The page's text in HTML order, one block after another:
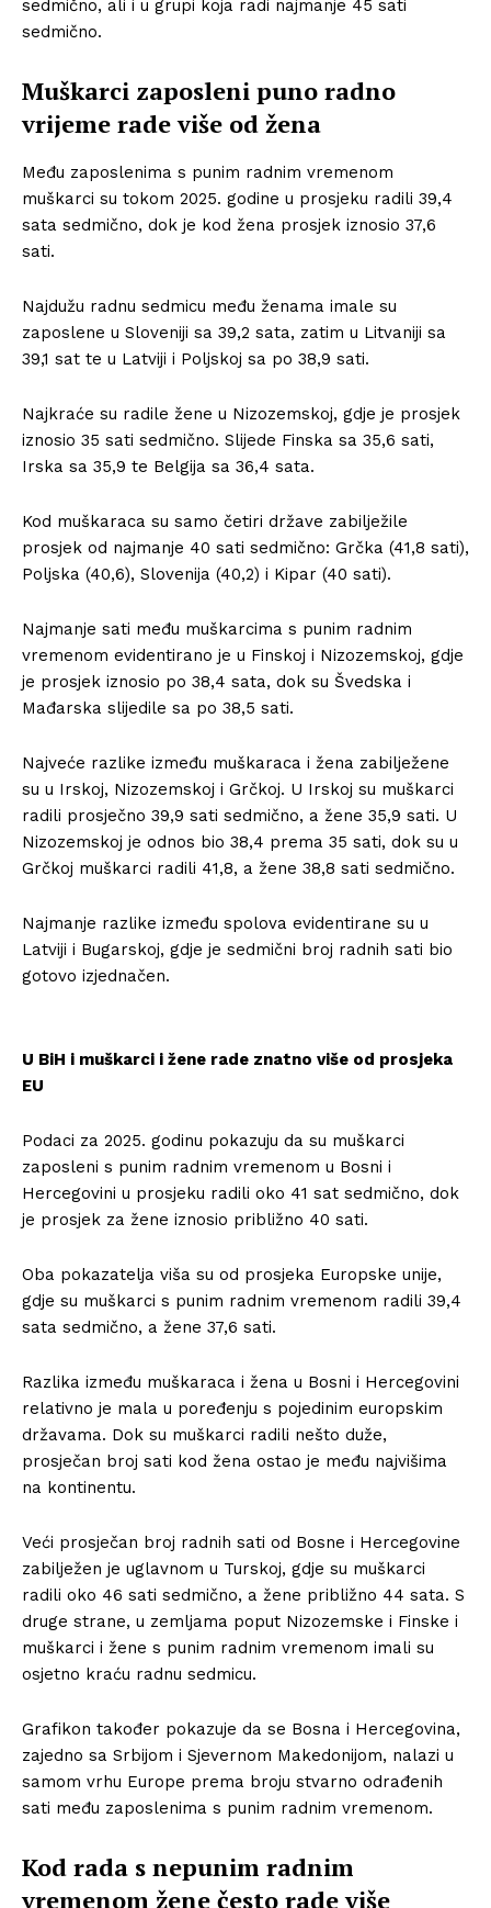
sedmično, ali i u grupi koja radi najmanje 45 sati
sedmično.
Muškarci zaposleni puno radno
vrijeme rade više od žena
Među zaposlenima s punim radnim vremenom
muškarci su tokom 2025. godine u prosjeku radili 39,4
sata sedmično, dok je kod žena prosjek iznosio 37,6
sati.
Najdužu radnu sedmicu među ženama imale su
zaposlene u Sloveniji sa 39,2 sata, zatim u Litvaniji sa
39,1 sat te u Latviji i Poljskoj sa po 38,9 sati.
Najkraće su radile žene u Nizozemskoj, gdje je prosjek
iznosio 35 sati sedmično. Slijede Finska sa 35,6 sati,
Irska sa 35,9 te Belgija sa 36,4 sata.
Kod muškaraca su samo četiri države zabilježile
prosjek od najmanje 40 sati sedmično: Grčka (41,8 sati),
Poljska (40,6), Slovenija (40,2) i Kipar (40 sati).
Najmanje sati među muškarcima s punim radnim
vremenom evidentirano je u Finskoj i Nizozemskoj, gdje
je prosjek iznosio po 38,4 sata, dok su Švedska i
Mađarska slijedile sa po 38,5 sati.
Najveće razlike između muškaraca i žena zabilježene
su u Irskoj, Nizozemskoj i Grčkoj. U Irskoj su muškarci
radili prosječno 39,9 sati sedmično, a žene 35,9 sati. U
Nizozemskoj je odnos bio 38,4 prema 35 sati, dok su u
Grčkoj muškarci radili 41,8, a žene 38,8 sati sedmično.
Najmanje razlike između spolova evidentirane su u
Latviji i Bugarskoj, gdje je sedmični broj radnih sati bio
gotovo izjednačen.
U BiH i muškarci i žene rade znatno više od prosjeka
EU
Podaci za 2025. godinu pokazuju da su muškarci
zaposleni s punim radnim vremenom u Bosni i
Hercegovini u prosjeku radili oko 41 sat sedmično, dok
je prosjek za žene iznosio približno 40 sati.
Oba pokazatelja viša su od prosjeka Europske unije,
gdje su muškarci s punim radnim vremenom radili 39,4
sata sedmično, a žene 37,6 sati.
Razlika između muškaraca i žena u Bosni i Hercegovini
relativno je mala u poređenju s pojedinim europskim
državama. Dok su muškarci radili nešto duže,
prosječan broj sati kod žena ostao je među najvišima
na kontinentu.
Veći prosječan broj radnih sati od Bosne i Hercegovine
zabilježen je uglavnom u Turskoj, gdje su muškarci
radili oko 46 sati sedmično, a žene približno 44 sata. S
druge strane, u zemljama poput Nizozemske i Finske i
muškarci i žene s punim radnim vremenom imali su
osjetno kraću radnu sedmicu.
Grafikon također pokazuje da se Bosna i Hercegovina,
zajedno sa Srbijom i Sjevernom Makedonijom, nalazi u
samom vrhu Europe prema broju stvarno odrađenih
sati među zaposlenima s punim radnim vremenom.
Kod rada s nepunim radnim
vremenom žene često rade više